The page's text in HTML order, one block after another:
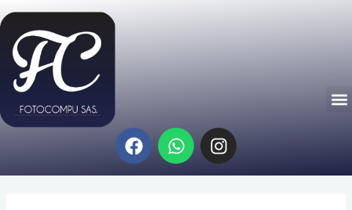
contenido
F
a
c
W
h
a
I
n
s
Navegación
entradas